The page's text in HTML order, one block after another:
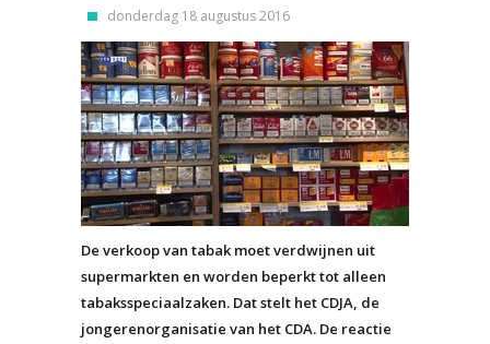
donderdag 18 augustus 2016
De verkoop van tabak moet verdwijnen uit
supermarkten en worden beperkt tot alleen
tabaksspeciaalzaken. Dat stelt het CDJA, de
jongerenorganisatie van het CDA. De reactie